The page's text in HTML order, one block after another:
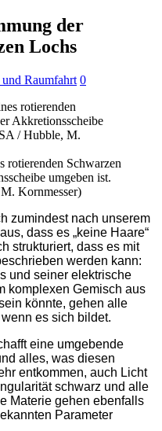
der
Lochs
Raumfahrt 0
rotierenden Schwarzen
umgeben ist.
Kornmesser)
zumindest nach unserem
dass es „keine Haare“
strukturiert, dass es mit
werden kann:
und seiner elektrische
komplexen Gemisch aus
könnte, gehen alle
es sich bildet.
eine umgebende
alles, was diesen
entkommen, auch Licht
schwarz und alle
Materie gehen ebenfalls
Parameter